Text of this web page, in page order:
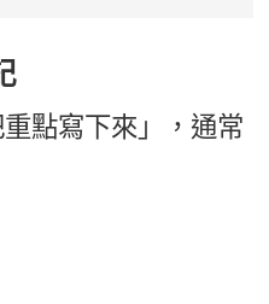
點寫下來」，通常